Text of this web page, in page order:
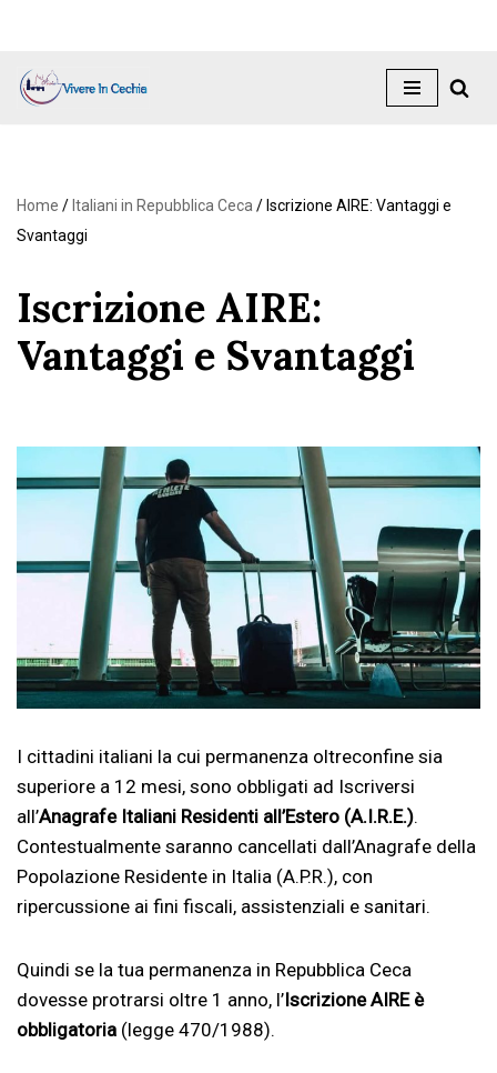
Vai
Home / Italiani in Repubblica Ceca/ Iscrizione AIRE: Vantaggi e
Svantaggi
Iscrizione AIRE:
Vantaggi e Svantaggi
I cittadini italiani la cui permanenza oltreconfine sia
superiore a 12 mesi, sono obbligati ad Iscriversi
all’Anagrafe Italiani Residenti all’Estero (A.I.R.E.).
Contestualmente saranno cancellati dall’Anagrafe della
Popolazione Residente in Italia (A.P.R.), con
ripercussione ai fini fiscali, assistenziali e sanitari.
Quindi se la tua permanenza in Repubblica Ceca
dovesse protrarsi oltre 1 anno, l’Iscrizione AIRE è
obbligatoria (legge 470/1988).